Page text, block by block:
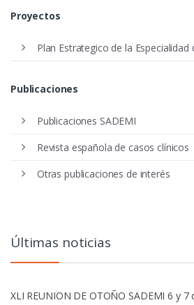
Proyectos
Plan Estrategico de la
Publicaciones
Publicaciones SADEMI
Revista española de casos clínicos
Otras publicaciones de interés
Últimas noticias
XLI REUNION DE OTOÑO SADEMI 6 y